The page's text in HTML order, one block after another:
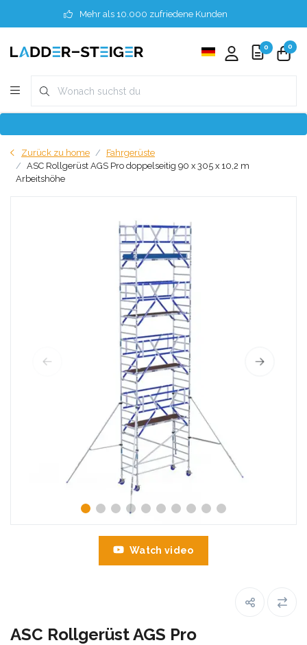
Mehr als 10.000 zufriedene Kunden
0 0
Zurück zu home
Fahrgerüste
ASC Rollgerüst AGS Pro doppelseitig 90 x 305 x 10,2 m
Arbeitshöhe
Watch video
ASC Rollgerüst AGS Pro